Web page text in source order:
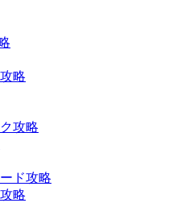
略
攻略
ド攻略
略